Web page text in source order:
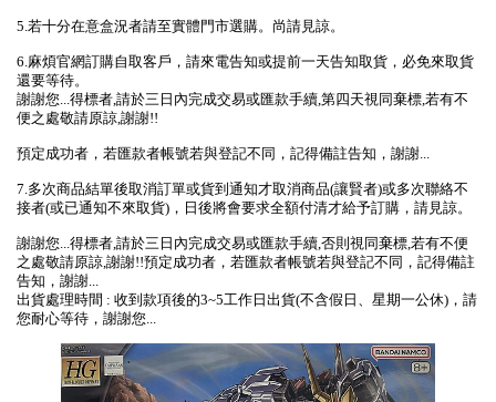
5.若十分在意盒況者請至實體門市選購。尚請見諒。
6.麻煩官網訂購自取客戶，請來電告知或提前一天告知取貨，必免來取貨
還要等待。
謝謝您...得標者,請於三日內完成交易或匯款手續,第四天視同棄標,若有不
便之處敬請原諒,謝謝!!
預定成功者，若匯款者帳號若與登記不同，記得備註告知，謝謝...
7.多次商品結單後取消訂單或貨到通知才取消商品(讓賢者)或多次聯絡不
接者(或已通知不來取貨)，日後將會要求全額付清才給予訂購，請見諒。
謝謝您...得標者,請於三日內完成交易或匯款手續,否則視同棄標,若有不便
之處敬請原諒,謝謝!!預定成功者，若匯款者帳號若與登記不同，記得備註
告知，謝謝...
出貨處理時間 : 收到款項後的3~5工作日出貨(不含假日、星期一公休)，請
您耐心等待，謝謝您...